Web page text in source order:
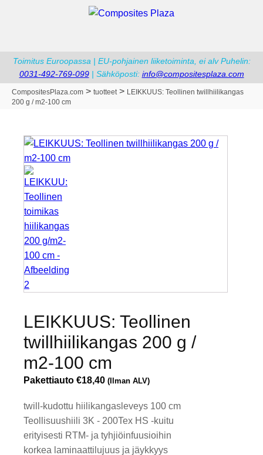
Toimitus Euroopassa | EU-pohjainen liiketoiminta, ei alv Puhelin:
0031-492-769-099| Sähköposti: info@compositesplaza.com
CompositesPlaza.com > tuotteet > LEIKKUUS: Teollinen twillhiilikangas
200 g / m2-100 cm
LEIKKUUS: Teollinen
twillhiilikangas 200 g /
m2-100 cm
Pakettiauto €18,40 (Ilman ALV)
twill-kudottu hiilikangasleveys 100 cm
Teollisuushiili 3K - 200Tex HS -kuitu
erityisesti RTM- ja tyhjiöinfuusioihin
korkea laminaattilujuus ja jäykkyys